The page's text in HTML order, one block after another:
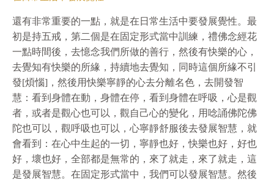
還有非常重要的一點，就是在日常生活中要發展覺性。最
初是持五戒，第二個是在固定形式當中訓練，禮佛念經花
一點時間後，去憶念我們所做的善行，然後有快樂的心，
去覺知有快樂的所緣，持續地去覺知，同時這個所緣不引
發[煩惱]，然後用快樂寧靜的心去分離名色，去開發智
慧：看到身體在動，身體在停，看到身體在呼吸，心是觀
者，或者是觀心也可以，觀自己心的變化，用唸誦佛陀佛
陀也可以，觀呼吸也可以，心寧靜舒服後去發展智慧，就
會看到：在心中生起的一切，寧靜也好，快樂也好，好也
好，壞也好，全部都是無常的，來了就走，來了就走，這
是發展智慧。在固定形式當中，我們可以發展智慧。然後